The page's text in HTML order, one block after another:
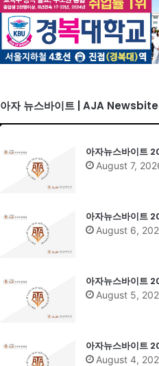
아자 뉴스바이트 | AJA
아자뉴스바이트
August 7,
아자뉴스바이트
August 6,
아자뉴스바이트
August 5,
아자뉴스바이트
August 4,